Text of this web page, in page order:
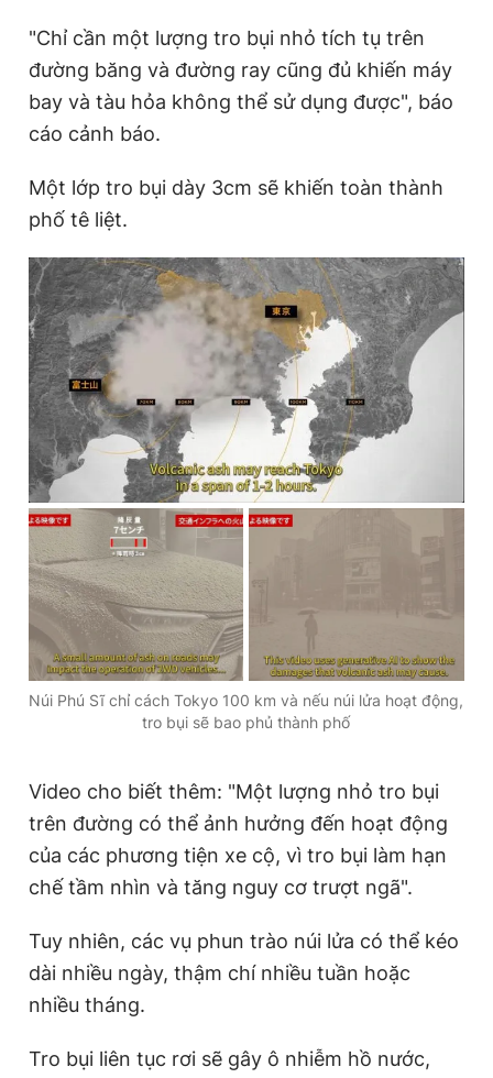
"Chỉ cần một lượng tro bụi nhỏ tích tụ trên
đường băng và đường ray cũng đủ khiến máy
bay và tàu hỏa không thể sử dụng được", báo
cáo cảnh báo.
Một lớp tro bụi dày 3cm sẽ khiến toàn thành
phố tê liệt.
Núi Phú Sĩ chỉ cách Tokyo 100 km và nếu núi lửa hoạt động,
tro bụi sẽ bao phủ thành phố
Video cho biết thêm: "Một lượng nhỏ tro bụi
trên đường có thể ảnh hưởng đến hoạt động
của các phương tiện xe cộ, vì tro bụi làm hạn
chế tầm nhìn và tăng nguy cơ trượt ngã".
Tuy nhiên, các vụ phun trào núi lửa có thể kéo
dài nhiều ngày, thậm chí nhiều tuần hoặc
nhiều tháng.
Tro bụi liên tục rơi sẽ gây ô nhiễm hồ nước,